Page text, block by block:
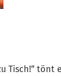
Tisch!“ tönt